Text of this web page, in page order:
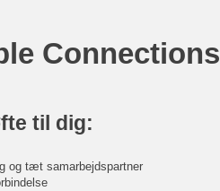
Connections
til dig:
og tæt samarbejdspartner